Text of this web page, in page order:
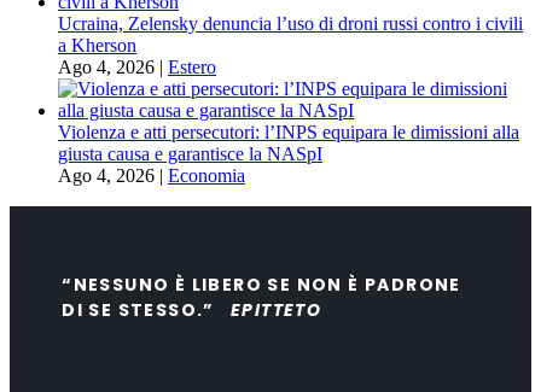
Ucraina, Zelensky denuncia l’uso di droni russi contro i civili
a Kherson
Ago 4, 2026 | Estero
Violenza e atti persecutori: l’INPS equipara le dimissioni alla
giusta causa e garantisce la NASpI
Ago 4, 2026 | Economia
“NESSUNO È LIBERO SE NON È PADRONE
DI SE STESSO.”EPITTETO